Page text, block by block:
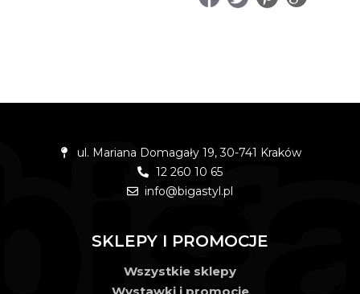
ul. Mariana Domagały 19, 30-741 Kraków
12 260 10 65
info@bigastyl.pl
SKLEPY I PROMOCJE
Wszystkie sklepy